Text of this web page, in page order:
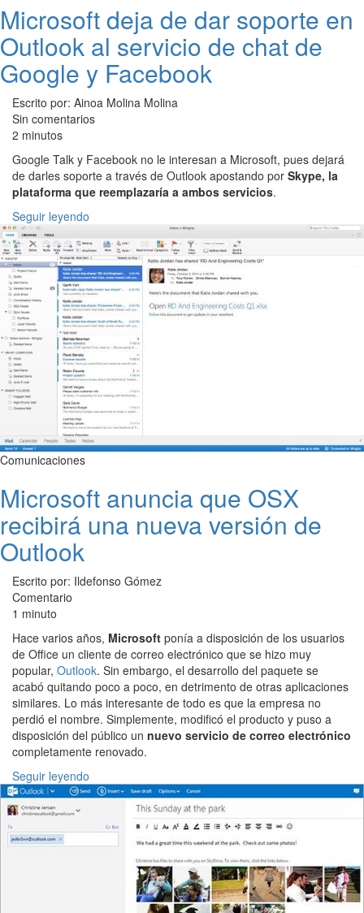
Microsoft deja de dar soporte en
Outlook al servicio de chat de
Google y Facebook
Escrito por: Ainoa Molina Molina
Sin comentarios
2 minutos
Google Talk y Facebook no le interesan a Microsoft, pues dejará
de darles soporte a través de Outlook apostando por Skype, la
plataforma que reemplazaría a ambos servicios.
Seguir leyendo
Comunicaciones
Microsoft anuncia que OSX
recibirá una nueva versión de
Outlook
Escrito por: Ildefonso Gómez
Comentario
1 minuto
Hace varios años, Microsoft ponía a disposición de los usuarios
de Office un cliente de correo electrónico que se hizo muy
popular, Outlook. Sin embargo, el desarrollo del paquete se
acabó quitando poco a poco, en detrimento de otras aplicaciones
similares. Lo más interesante de todo es que la empresa no
perdió el nombre. Simplemente, modificó el producto y puso a
disposición del público un nuevo servicio de correo electrónico
completamente renovado.
Seguir leyendo